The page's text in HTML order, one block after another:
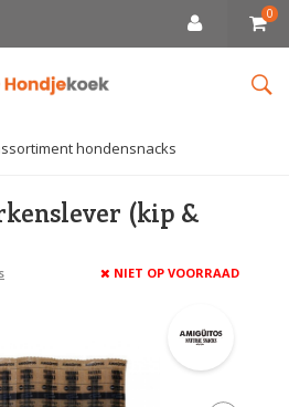
0
hondensnacks
(kip &
NIET OP VOORRAAD